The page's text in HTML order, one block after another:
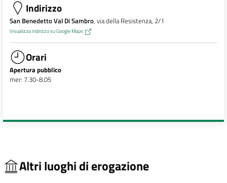
Indirizzo
San Benedetto Val Di Sambro, via della Resistenza, 2/1
Visualizza indirizzo su Google Maps
Orari
Apertura pubblico
mer: 7.30-8.05
Altri luoghi di erogazione